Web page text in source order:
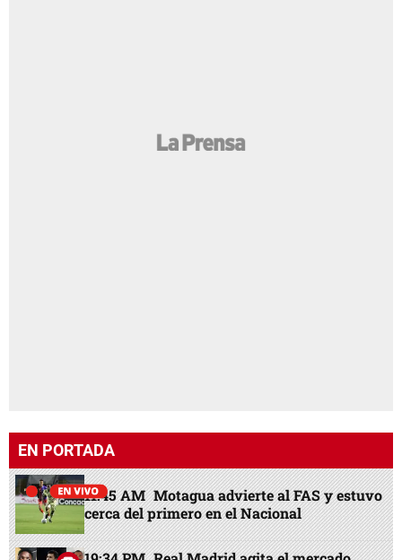
EN PORTADA
11:45 AM Motagua advierte al FAS y estuvo
cerca del primero en el Nacional